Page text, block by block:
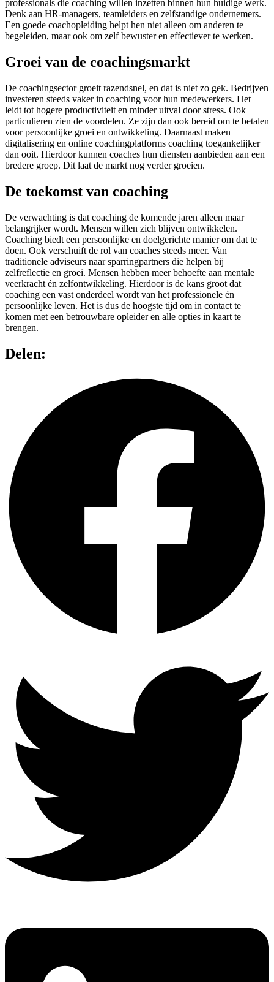
professionals die coaching willen inzetten binnen hun huidige werk.
Denk aan HR-managers, teamleiders en zelfstandige ondernemers.
Een goede coachopleiding helpt hen niet alleen om anderen te
begeleiden, maar ook om zelf bewuster en effectiever te werken.
Groei van de coachingsmarkt
De coachingsector groeit razendsnel, en dat is niet zo gek. Bedrijven
investeren steeds vaker in coaching voor hun medewerkers. Het
leidt tot hogere productiviteit en minder uitval door stress. Ook
particulieren zien de voordelen. Ze zijn dan ook bereid om te betalen
voor persoonlijke groei en ontwikkeling. Daarnaast maken
digitalisering en online coachingplatforms coaching toegankelijker
dan ooit. Hierdoor kunnen coaches hun diensten aanbieden aan een
bredere groep. Dit laat de markt nog verder groeien.
De toekomst van coaching
De verwachting is dat coaching de komende jaren alleen maar
belangrijker wordt. Mensen willen zich blijven ontwikkelen.
Coaching biedt een persoonlijke en doelgerichte manier om dat te
doen. Ook verschuift de rol van coaches steeds meer. Van
traditionele adviseurs naar sparringpartners die helpen bij
zelfreflectie en groei. Mensen hebben meer behoefte aan mentale
veerkracht én zelfontwikkeling. Hierdoor is de kans groot dat
coaching een vast onderdeel wordt van het professionele én
persoonlijke leven. Het is dus de hoogste tijd om in contact te
komen met een betrouwbare opleider en alle opties in kaart te
brengen.
Delen: